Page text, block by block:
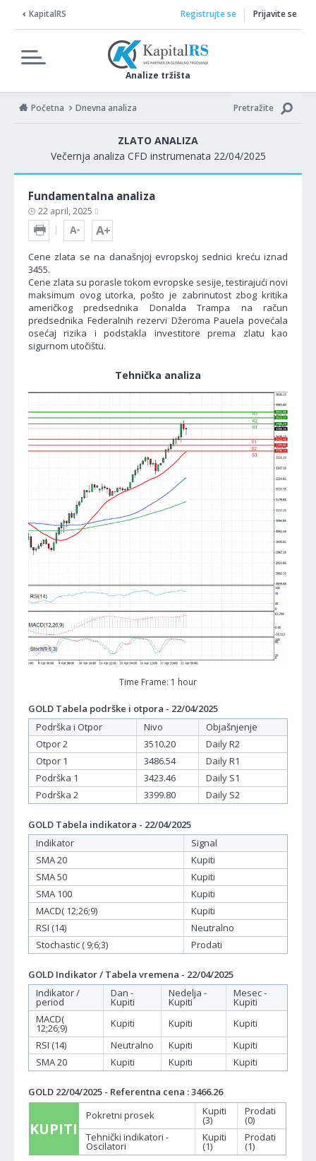
KapitalRS
Analize tržišta
Registrujte se Prijavite se
Početna Dnevna analiza Pretražite
ZLATO ANALIZA
Večernja analiza CFD instrumenata 22/04/2025
Fundamentalna analiza
22 april, 2025
Cene zlata se na današnjoj evropskoj sednici kreću iznad
3455.
Cene zlata su porasle tokom evropske sesije, testirajući novi
maksimum ovog utorka, pošto je zabrinutost zbog kritika
američkog predsednika Donalda Trampa na račun
predsednika Federalnih rezervi Džeroma Pauela povećala
osećaj rizika i podstakla investitore prema zlatu kao
sigurnom utočištu.
Tehnička analiza
Time Frame: 1 hour
GOLD Tabela podrške i otpora - 22/04/2025
Podrška i Otpor
Nivo
Objašnjenje
Otpor 2
3510.20
Daily R2
Otpor 1
3486.54
Daily R1
Podrška 1
3423.46
Daily S1
Podrška 2
3399.80 Daily S2
GOLD Tabela indikatora - 22/04/2025
Indikator
Signal
SMA 20
Kupiti
SMA 50
Kupiti
SMA 100
Kupiti
MACD( 12;26;9)
Kupiti
RSI (14)
Neutralno
Stochastic ( 9;6;3)
Prodati
GOLD Indikator / Tabela vremena - 22/04/2025
Indikator /
period
Dan -
Kupiti
Nedelja -
Kupiti
Mesec -
Kupiti
MACD(
12;26;9) Kupiti Kupiti
Kupiti
RSI (14)
Neutralno Kupiti
Kupiti
SMA 20
Kupiti Kupiti Kupiti
GOLD 22/04/2025 - Referentna cena : 3466.26
KUPITI
Pokretni prosek Kupiti
(3)
Prodati
(0)
Tehnički indikatori -
Oscilatori
Kupiti
(1)
Prodati
(1)